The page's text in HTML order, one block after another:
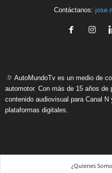
Contáctanos:
AutoMundoTv es un medio de
automotor. Con más de 15 años de
contenido audiovisual para Canal
plataformas digitales.
¿Quienes